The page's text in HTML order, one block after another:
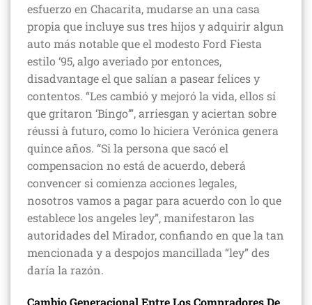
esfuerzo en Chacarita, mudarse an una casa
propia que incluye sus tres hijos y adquirir algun
auto más notable que el modesto Ford Fiesta
estilo ‘95, algo averiado por entonces,
disadvantage el que salían a pasear felices y
contentos. “Les cambió y mejoró la vida, ellos sí
que gritaron ‘Bingo’”, arriesgan y aciertan sobre
réussi à futuro, como lo hiciera Verónica genera
quince años. “Si la persona que sacó el
compensacion no está de acuerdo, deberá
convencer si comienza acciones legales,
nosotros vamos a pagar para acuerdo con lo que
establece los angeles ley”, manifestaron las
autoridades del Mirador, confiando en que la tan
mencionada y a despojos mancillada “ley” des
daría la razón.
Cambio Generacional Entre Los Compradores De